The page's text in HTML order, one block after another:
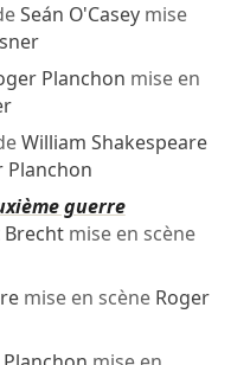
Seán O'Caseymise
Planchon mise en
William Shakespeare
Planchon
guerre
mise en scène
mise en scène Roger